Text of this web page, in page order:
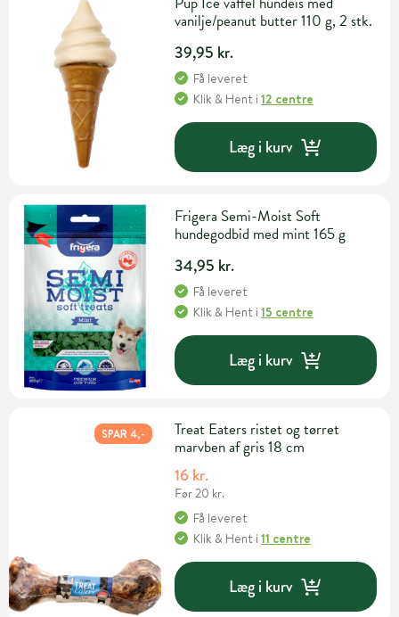
vanilje/peanut butter 110 g, 2 stk.
39,95 kr.
Få leveret
Klik & Hent i12 centre
Læg i kurv
Frigera Semi-Moist Soft
hundegodbid med mint 165 g
34,95 kr.
Få leveret
Klik & Hent i15 centre
Læg i kurv
SPAR 4,-
Treat Eaters ristet og tørret
marvben af gris 18 cm
16 kr.
Før 20 kr.
Få leveret
Klik & Hent i11 centre
Læg i kurv